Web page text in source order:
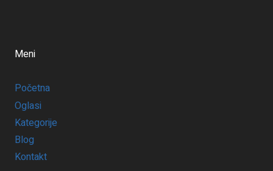
Meni
Početna
Oglasi
Kategorije
Blog
Kontakt